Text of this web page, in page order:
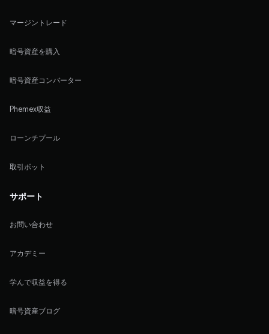
マージントレード
暗号資産を購入
暗号資産コンバーター
Phemex収益
ローンチプール
取引ボット
サポート
お問い合わせ
アカデミー
学んで収益を得る
暗号資産ブログ